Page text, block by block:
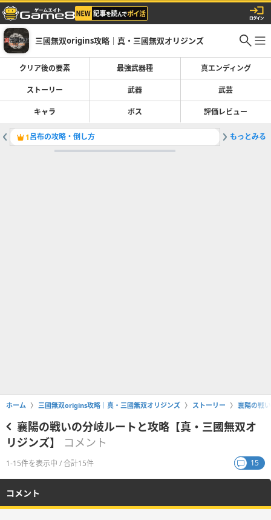
三國無双origins攻略｜真・三國無双オリジンズ
クリア後の要素 最強武器種 真エンディング
ストーリー 武器 武芸
キャラ ボス 評価レビュー
1呂布の攻略・倒し方 2太史慈
もっとみる
ホーム 三國無双origins攻略｜真・三國無双オリジンズ ストーリー 襄陽の戦
襄陽の戦いの分岐ルートと攻略【真・三國無双オ
リジンズ】
コメント
1-15件を表示中 / 合計15件 15
コメント